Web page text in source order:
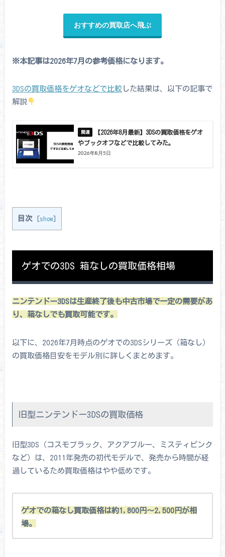
おすすめの買取店へ飛ぶ
※本記事は2026年7月の参考価格になります。
3DSの買取価格をゲオなどで比較した結果は、以下の記事で
解説
【2026年8月最新】3DSの買取価格をゲオ
やブックオフなどで比較してみた。
2026年8月5日
目次 show]
ゲオでの3DS 箱なしの買取価格相場
ニンテンドー3DSは生産終了後も中古市場で一定の需要があ
り、箱なしでも買取可能です。
以下に、2026年7月時点のゲオでの3DSシリーズ（箱なし）
の買取価格目安をモデル別に詳しくまとめます。
旧型ニンテンドー3DSの買取価格
旧型3DS（コスモブラック、アクアブルー、ミスティピンク
など）は、2011年発売の初代モデルで、発売から時間が経
過しているため買取価格はやや低めです。
ゲオでの箱なし買取価格は約1,800円～2,500円が相
場。